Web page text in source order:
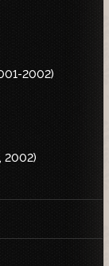
2002)
2002)